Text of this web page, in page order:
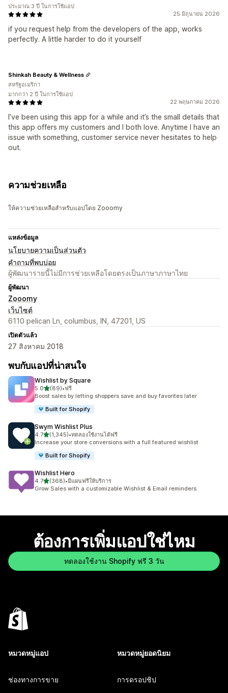
25 มิถุนายน 2026
if you request help from the developers of the app, works
perfectly. A little harder to do it yourself
ประมาณ 3 ปี ในการใช้แอป
22 พฤษภาคม 2026
I’ve been using this app for a while and it’s the small details that
this app offers my customers and I both love. Anytime I have an
issue with something, customer service never hesitates to help
out.
Shinkah Beauty & Wellness
สหรัฐอเมริกา
มากกว่า 2 ปี ในการใช้แอป
ความช่วยเหลือ
ให้ความช่วยเหลือสำหรับแอปโดย Zooomy
แหล่งข้อมูล
นโยบายความเป็นส่วนตัว
คำถามที่พบบ่อย
ผู้พัฒนารายนี้ไม่มีการช่วยเหลือโดยตรงเป็นภาษาภาษาไทย
ผู้พัฒนา
Zooomy
เว็บไซต์
6110 pelican Ln, columbus, IN, 47201, US
เปิดตัวแล้ว
27 สิงหาคม 2018
พบกับแอปที่น่าสนใจ
Wishlist by Square
5.0เต็ม 5 ดาว
(89)
ทั้งหมด 89 รีวิว
•ฟรี
Boost sales by letting shoppers save and buy favorites later
Built for Shopify
Swym Wishlist Plus
4.7เต็ม 5 ดาว
(1,345)
ทั้งหมด 1345 รีวิว
•ทดลองใช้งานได้ฟรี
Increase your store conversions with a full featured wishlist
Built for Shopify
Wishlist Hero
4.7เต็ม 5 ดาว
(368)
ทั้งหมด 368 รีวิว
•มีแผนฟรีให้บริการ
Grow Sales with a customizable Wishlist & Email reminders
ต้องการเพิ่มแอปใช่ไหม
ทดลองใช้งาน Shopify ฟรี 3 วัน
หมวดหมู่แอป
ช่องทางการขาย
หมวดหมู่ยอดนิยม
การดรอปชิป